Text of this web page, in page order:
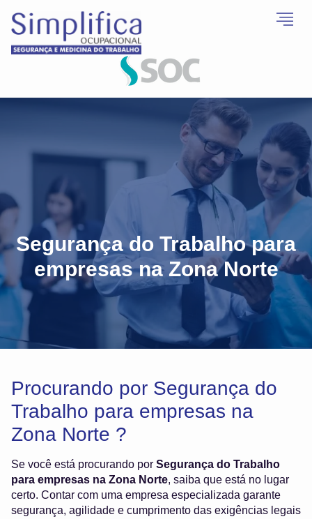
Segurança do Trabalho para
empresas na Zona Norte
Procurando por Segurança do
Trabalho para empresas na
Zona Norte ?
Se você está procurando por Segurança do Trabalho
para empresas na Zona Norte, saiba que está no lugar
certo. Contar com uma empresa especializada garante
segurança, agilidade e cumprimento das exigências legais